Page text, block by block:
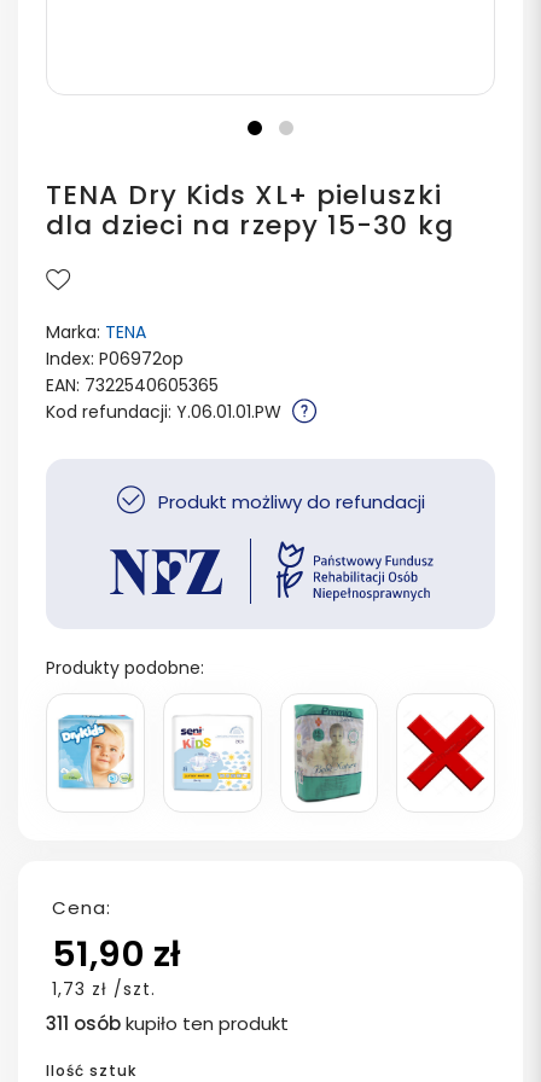
TENA Dry Kids XL+ pieluszki
dla dzieci na rzepy 15-30 kg
Marka: TENA
Index: P06972op
EAN: 7322540605365
Kod refundacji: Y.06.01.01.PW
Produkt możliwy do refundacji
Produkty podobne:
Cena:
51,90 zł
1,73 zł /szt.
311 osóbkupiło ten produkt
Ilość sztuk